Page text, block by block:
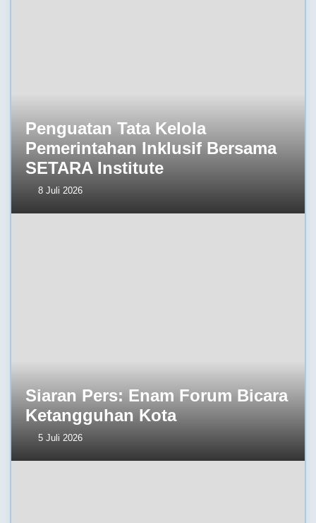
Penguatan Tata Kelola
Pemerintahan Inklusif Bersama
SETARA Institute
8 Juli 2026
Siaran Pers: Enam Forum Bicara
Ketangguhan Kota
5 Juli 2026